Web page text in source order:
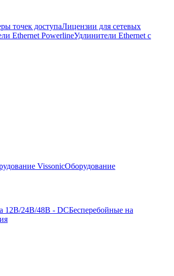
точек доступаЛицензии для сетевых
Ethernet PowerlineУдлинители Ethernet с
VissonicОборудование
12В/24В/48В - DCБесперебойные на